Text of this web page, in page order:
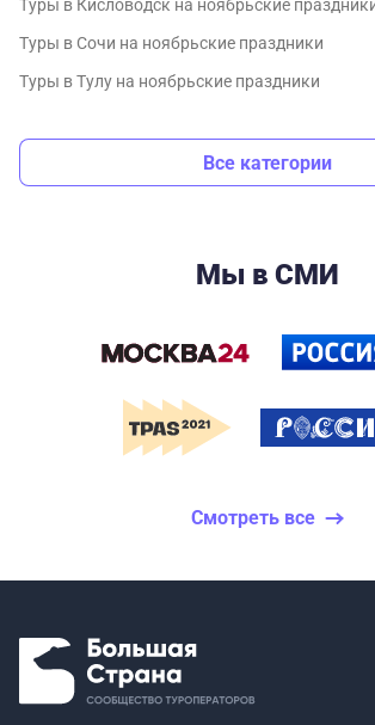
Туры в Кисловодск на ноябрьские
Туры в Сочи на ноябрьские праздники
Туры в Тулу на ноябрьские праздники
Все категории
Мы в СМИ
Смотреть все